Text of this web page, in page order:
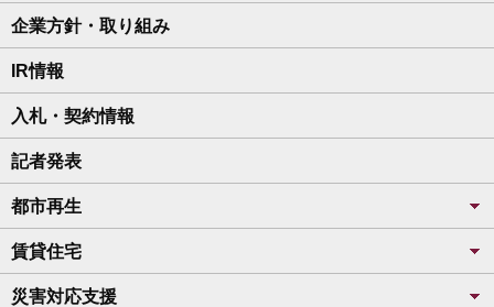
企業方針・取り組み
IR情報
入札・契約情報
記者発表
都市再生
賃貸住宅
災害対応支援